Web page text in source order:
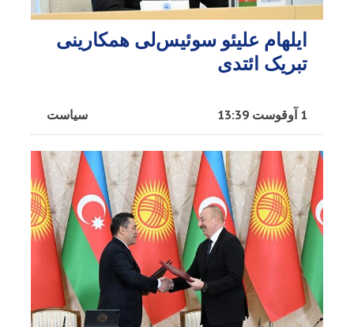
ایلهام علیئو سوئیس‌لی همکارینی
تبریک ائتدی
سیاست 1 آوقوست 13:39